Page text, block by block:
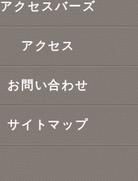
アクセスバーズ
アクセス
お問い合わせ
サイトマップ